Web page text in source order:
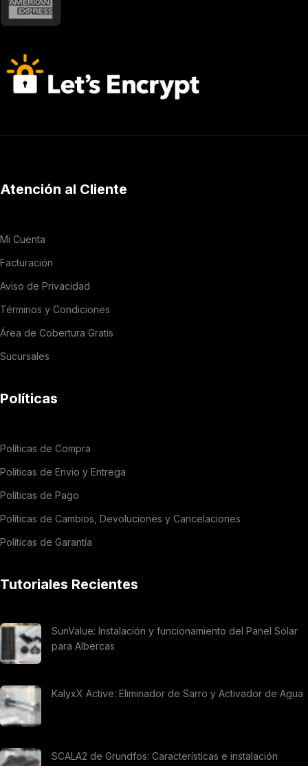
Atención al Cliente
Mi Cuenta
Facturación
Aviso de Privacidad
Términos y Condiciones
Área de Cobertura Gratis
Sucursales
Políticas
Políticas de Compra
Politicas de Envio y Entrega
Políticas de Pago
Políticas de Cambios, Devoluciones y Cancelaciones
Políticas de Garantía
Tutoriales Recientes
SunValue: Instalación y funcionamiento del Panel Solar
para Albercas
KalyxX Active: Eliminador de Sarro y Activador de Agua
SCALA2 de Grundfos: Características e instalación